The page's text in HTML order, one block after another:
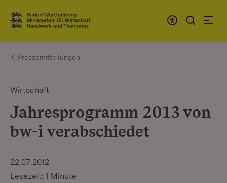
Zum Inhalt springen
Link zur Startseite
Pressemitteilungen
Wirtschaft
Jahresprogramm 2013 von
bw-i verabschiedet
22.07.2012
Lesezeit: 1 Minute